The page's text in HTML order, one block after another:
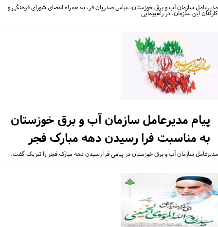
سازمان آب و برق خوزستان، عباس صدریان فر، به همراه اعضای شورای فرهنگی و
این سازمان، در راهپیمایی…
پیام مدیرعامل سازمان آب و برق خوزستان
به مناسبت فرا رسیدن دهه مبارک فجر
سازمان آب و برق خوزستان در پیامی فرا رسیدن دهه مبارک فجر را تبریک گفت.